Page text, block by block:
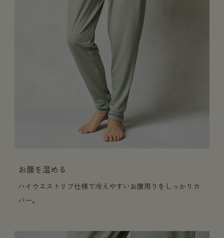
お腹を温める
ハイウエストリブ仕様で冷えやすいお腹周りをしっかりカ
バー。